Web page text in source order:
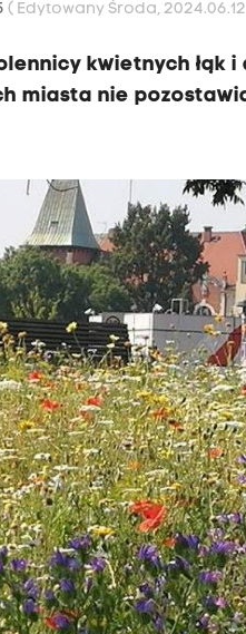
( Edytowany Środa, 2024.06.12
kwietnych łąk
miasta nie